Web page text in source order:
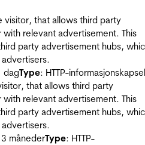
visitor, that allows third party
relevant advertisement. This
party advertisement hubs,
dagType: HTTP-informasjonskapsel
that allows third party
relevant advertisement. This
party advertisement hubs,
månederType: HTTP-